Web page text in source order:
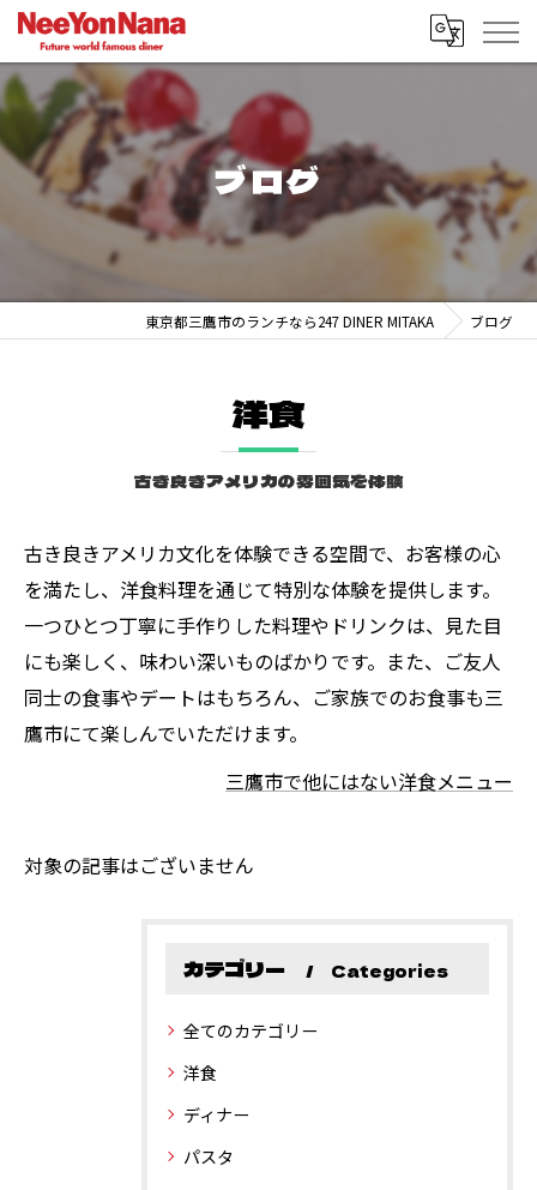
ブログ
東京都三鷹市のランチなら247 DINER MITAKA ブログ
洋食
古き良きアメリカの雰囲気を体験
古き良きアメリカ文化を体験できる空間で、お客様の心
を満たし、洋食料理を通じて特別な体験を提供します。
一つひとつ丁寧に手作りした料理やドリンクは、見た目
にも楽しく、味わい深いものばかりです。また、ご友人
同士の食事やデートはもちろん、ご家族でのお食事も三
鷹市にて楽しんでいただけます。
三鷹市で他にはない洋食メニュー
対象の記事はございません
カテゴリー Categories
全てのカテゴリー
洋食
ディナー
パスタ